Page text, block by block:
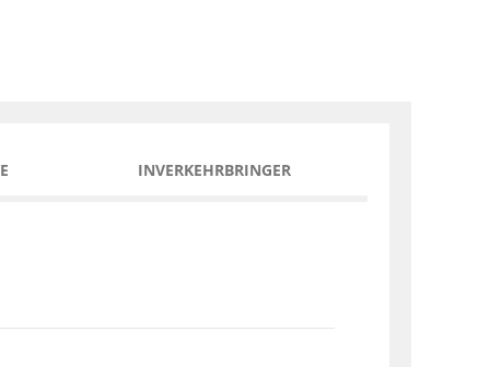
INVERKEHRBRINGER